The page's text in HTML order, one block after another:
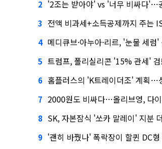
2 '2조는 받아야' vs '너무 비싸다'…공차, 매각
3 전액 비과세+소득공제까지 주는
4 메디큐브·아누아·리르, '눈물 세럼' 생산
5 트럼프, 폴리실리콘 '15% 관세' 검토…한화큐셀
6 홈플러스의 'K트레이더조' 계획…성공 가
7 2000원도 비싸다…올리브영, 다이소 공세에 '가
8 SK, 자본잠식 '쏘카 말레이' 지분
9 '괜히 바꿨나' 폭락장이 할퀸 DC형 퇴직연금…